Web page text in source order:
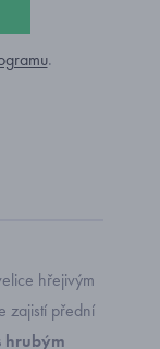
.
hřejivým
zajistí přední
hrubým